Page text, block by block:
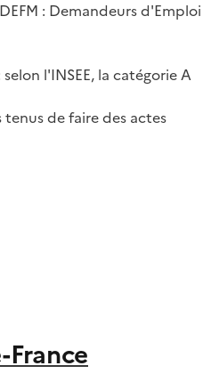
: Demandeurs d'Emploi
l'INSEE, la catégorie A
de faire des actes